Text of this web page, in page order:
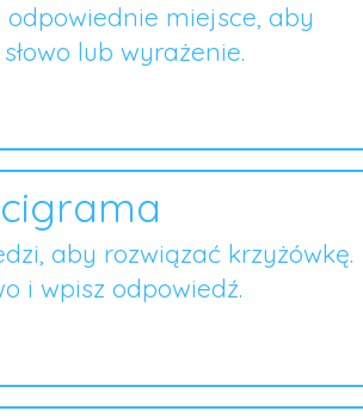
miejsce, aby
lub wyrażenie.
aby rozwiązać krzyżówkę.
i wpisz odpowiedź.